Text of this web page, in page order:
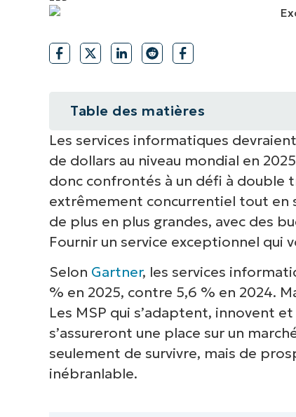
FEUILLE DE ROUTE PRODUIT
CONTACTER NOTRE ÉQUIPE
DÉMONSTRATION
DÉMONSTRATION
DÉMONSTRATION
Table des matières
La force d’un service
Répondre aux besoins des
Guide pour l’excellence des
L’avenir des entreprises MSP
Les services informatiques
de dollars au niveau mondial en
donc confrontés à un défi à double
extrêmement concurrentiel tout en
de plus en plus grandes, avec des
Fournir un service exceptionnel qui
Selon Gartner, les services
% en 2025, contre 5,6 % en 2024.
Les MSP qui s’adaptent, innovent
s’assureront une place sur un
seulement de survivre, mais de
inébranlable.